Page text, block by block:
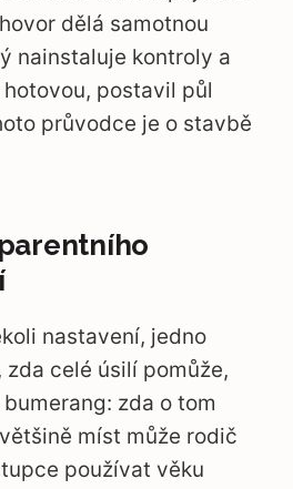
dělá samotnou
nainstaluje kontroly a
postavil půl
průvodce je o stavbě
nastavení, jedno
celé úsilí pomůže,
zda o tom
míst může rodič
používat věku